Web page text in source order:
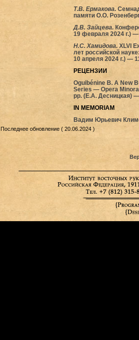
Т.В. Ермакова.
памяти О.О.
Д.В. Зайцева.
19 февраля 2024 г.) —
Н.С. Хамидова. XLVI
лет российской
10 апреля 2024 г.) —
РЕЦЕНЗИИ
Oguibénine B. A New
Series — Opera
pp. (Е.А. Десницкая)
IN MEMORIAM
Вадим Юрьевич
Последнее обновление ( 20.06.2024 )